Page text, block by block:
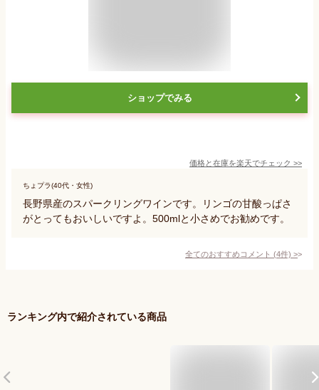
ショップでみる
価格と在庫を楽天でチェック >>
ちょプラ(40代・女性)
長野県産のスパークリングワインです。リンゴの甘酸っぱさ
がとってもおいしいですよ。500mlと小さめでお勧めです。
全てのおすすめコメント (4件) >
ランキング内で紹介されている商品